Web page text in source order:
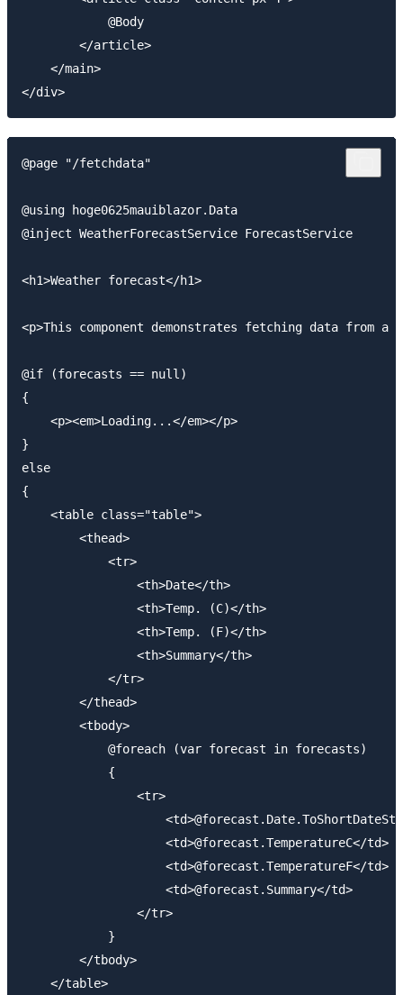
            @Body
        </article>
    </main>
@page "/fetchdata"
@using hoge0625mauiblazor.Data
@inject WeatherForecastService ForecastService
<h1>Weather forecast</h1>
<p>This component demonstrates fetching data from a
@if (forecasts == null)
{
    <p><em>Loading...</em></p>
}
else
{
    <table class="table">
        <thead>
            <tr>
                <th>Date</th>
                <th>Temp. (C)</th>
                <th>Temp. (F)</th>
                <th>Summary</th>
            </tr>
        </thead>
        <tbody>
            @foreach (var forecast in forecasts)
            {
                <tr>
                    <td>@forecast.TemperatureC</td>
                    <td>@forecast.TemperatureF</td>
                    <td>@forecast.Summary</td>
                </tr>
            }
        </tbody>
    </table>